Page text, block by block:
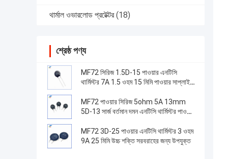
থার্মাল ওভারলোড প্রটেক্টর (18)
শ্রেষ্ঠ পণ্য
MF72 সিরিজ 1.5D-15 পাওয়ার এনটিসি
থার্মিস্টর 7A 1.5 ওহম 15 মিমি পাওয়ার সাপ্লাই
MF72 পাওয়ার সিরিজ 5ohm 5A 13mm
5D-13 সার্জ বর্তমান দমন এনটিসি থার্মিস্টর পাওয়ার
MF72 3D-25 পাওয়ার এনটিসি থার্মিস্টর 3 ওহম
9A 25 মিমি উচ্চ শক্তি সরবরাহের জন্য উপযুক্ত